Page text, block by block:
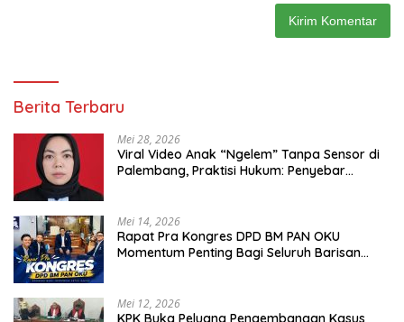
Berita Terbaru
Mei 28, 2026
Viral Video Anak “Ngelem” Tanpa Sensor di
Palembang, Praktisi Hukum: Penyebar
Mei 14, 2026
Rapat Pra Kongres DPD BM PAN OKU
Momentum Penting Bagi Seluruh Barisan
Mei 12, 2026
KPK Buka Peluang Pengembangan Kasus